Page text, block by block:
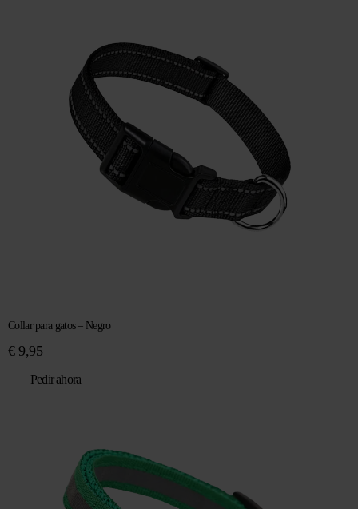
Collar para gatos – Negro
€9,95
Pedir ahora